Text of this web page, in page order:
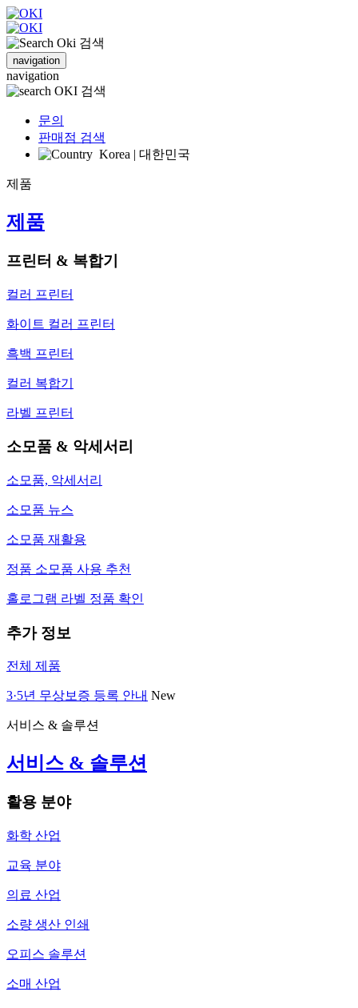
검색
navigation
navigation
검색
문의
판매점 검색
Korea | 대한민국
제품
제품
프린터 & 복합기
컬러 프린터
화이트 컬러 프린터
흑백 프린터
컬러 복합기
라벨 프린터
소모품 & 악세서리
소모품, 악세서리
소모품 뉴스
소모품 재활용
정품 소모품 사용 추천
홀로그램 라벨 정품 확인
추가 정보
전체 제품
3·5년 무상보증 등록 안내 New
서비스 & 솔루션
서비스 & 솔루션
활용 분야
화학 산업
교육 분야
의료 산업
소량 생산 인쇄
오피스 솔루션
소매 산업